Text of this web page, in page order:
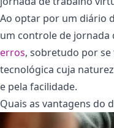
Ao optar por um diário
um controle de jornada
erros, sobretudo por
tecnológica cuja
e pela facilidade.
Quais as vantagens do